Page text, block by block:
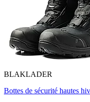
BLAKLADER
Bottes de sécurité hautes